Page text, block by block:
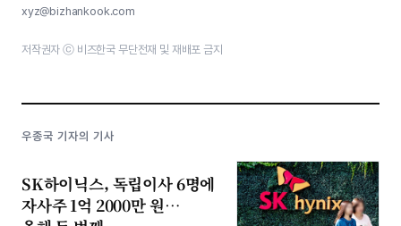
xyz@bizhankook.com
저작권자 ⓒ 비즈한국 무단전재 및 재배포 금지
우종국 기자의 기사
SK하이닉스, 독립이사 6명에
자사주 1억 2000만 원…